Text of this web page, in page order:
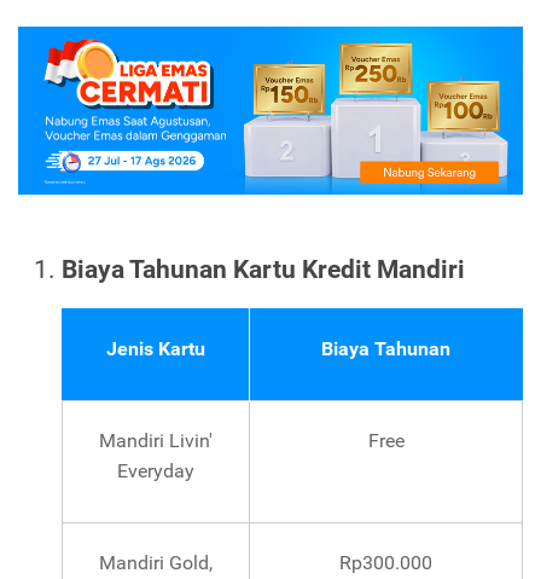
Biaya Tahunan Kartu Kredit Mandiri
Jenis Kartu Biaya Tahunan
Mandiri Livin'
Everyday
Free
Mandiri Gold,
Rp300.000